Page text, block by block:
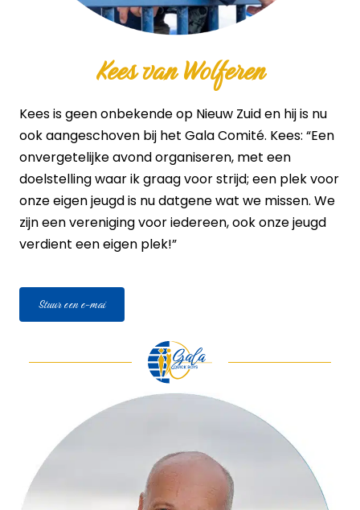
Kees van Wolferen
Kees is geen onbekende op Nieuw Zuid en hij is nu
ook aangeschoven bij het Gala Comité. Kees: “Een
onvergetelijke avond organiseren, met een
doelstelling waar ik graag voor strijd; een plek voor
onze eigen jeugd is nu datgene wat we missen. We
zijn een vereniging voor iedereen, ook onze jeugd
verdient een eigen plek!”
Stuur een e-mai